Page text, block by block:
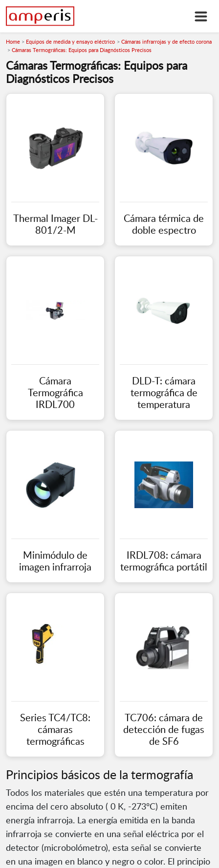
Home Equipos de medida y ensayo eléctrico
Cámaras infrarrojas y de efecto corona
Cámaras Termográficas: Equipos para Diagnósticos Precisos
Cámaras Termográficas: Equipos para
Diagnósticos Precisos
Thermal Imager DL-
801/2-M
Cámara térmica de
doble espectro
Cámara
Termográfica
IRDL700
DLD-T: cámara
termográfica de
temperatura
Minimódulo de
imagen infrarroja
IRDL708: cámara
termográfica portátil
Series TC4/TC8:
cámaras
termográficas
TC706: cámara de
detección de fugas
de SF6
Principios básicos de la termografía
Todos los materiales que estén una temperatura por
encima del cero absoluto ( 0 K, -273ºC) emiten
energía infrarroja. La energía emitida en la banda
infrarroja se convierte en una señal eléctrica por el
detector (microbolómetro), esta señal se convierte
en una imagen en blanco y negro o color. El principio